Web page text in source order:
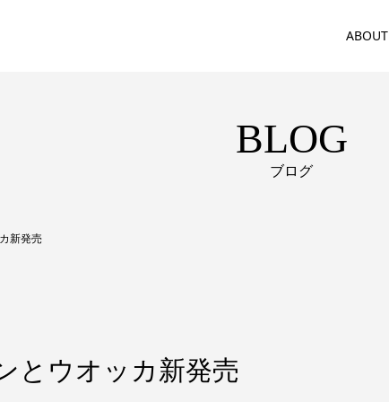
ABOUT
BLOG
ブログ
新発売
とウオッカ新発売